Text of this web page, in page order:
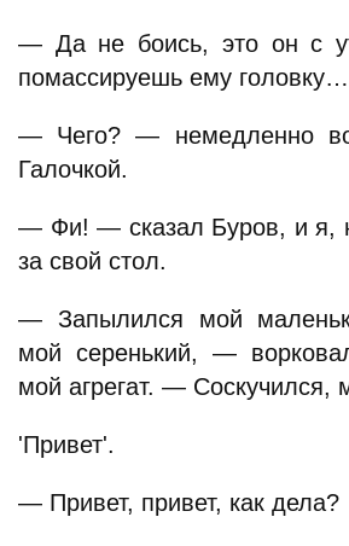
— Да не боись, это он с
помассируешь ему головку…
— Чего? — немедленно
Галочкой.
— Фи! — сказал Буров, и я,
за свой стол.
— Запылился мой
мой серенький, —
мой агрегат. —
'Привет'.
— Привет, привет, как дела?